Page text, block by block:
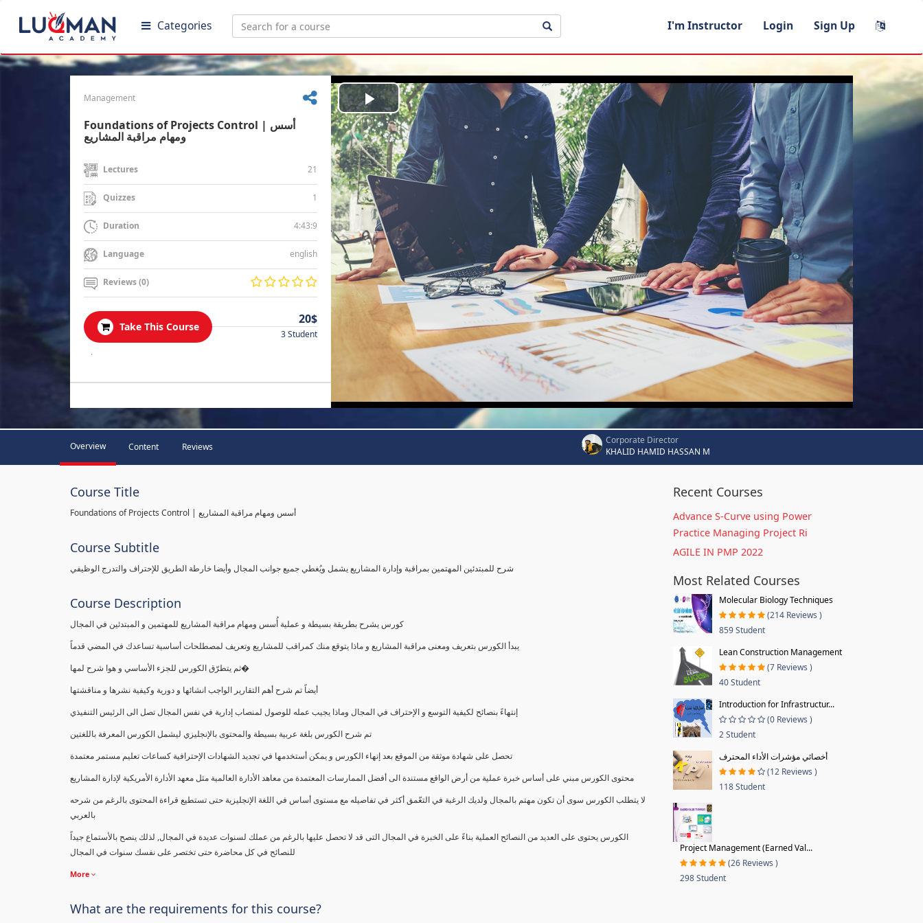
Categories I'm Instructor Login Sign Up
Management
Foundations of Projects Control | أسس
ومهام مراقبة المشاريع
Lectures 21
Quizzes 1
Duration 4:43:9
Language english
Reviews (0)
Take This Course
20$
3 Student
.
Play
Video
Overview Content Reviews
Corporate Director
KHALID HAMID HASSAN M
Course Title
Foundations of Projects Control | أسس ومهام مراقبة المشاريع
Course Subtitle
شرح للمبتدئين المهتمين بمراقبة وإدارة المشاريع يشمل ويُغطي جميع جوانب المجال وأيضا خارطة الطريق للإحتراف والتدرج الوظيفي
Course Description
كورس يشرح بطريقة بسيطة و عملية أُسس ومهام مراقبة المشاريع للمهتمين و المبتدئين في المجال
يبدأ الكورس بتعريف ومعنى مراقبة المشاريع و ماذا يتوقع منك كمراقب للمشاريع وتعريف لمصطلحات أساسية تساعدك في المضي قدماً
ثم يتطرّق الكورس للجزء الأساسي و هوا شرح لمها�
أيضاً تم شرح أهم التقارير الواجب انشائها و دورية وكيفية نشرها و مناقشتها
إنتهاءً بنصائح لكيفية التوسع و الإحتراف في المجال وماذا يجيب عمله للوصول لمنصاب إدارية في نفس المجال تصل الى الرئيس التنفيذي
تم شرح الكورس بلغة عربية بسيطة والمحتوى بالإنجليزي ليشمل الكورس المعرفة باللغتين
تحصل على شهادة موثقة من الموقع بعد إنهاء الكورس و يمكن أستخدمها في تجديد الشهادات الإحترافية كساعات تعليم مستمر معتمدة
محتوى الكورس مبني على أساس خبرة عملية من أرض الواقع مستندة الى أفضل الممارسات المعتمدة من معاهد الأدارة العالمية مثل معهد الأدارة الأمريكية لإدارة المشاريع
لا يتطلب الكورس سوى أن تكون مهتم بالمجال ولديك الرغبة في التعّمق أكثر في تفاصيله مع مستوى أساس في اللغة الإنجليزية حتى تستطيع قراءة المحتوى بالرغم من شرحه
بالعربي
الكورس يحتوى على العديد من النصائح العملية بناءً على الخبرة في المجال التى قد لا تحصل عليها بالرغم من عملك لسنوات عديدة في المجال, لذلك ينصح بالأستماع جيداً
للنصائح في كل محاضرة حتى تختصر على نفسك سنوات في المجال
More
What are the requirements for this course?
Recent Courses
Advance S-Curve using Power
Practice Managing Project Ri
AGILE IN PMP 2022
Most Related Courses
Molecular Biology Techniques
(214 Reviews )
859 Student
Lean Construction Management
(7 Reviews )
40 Student
Introduction for Infrastructur...
(0 Reviews )
2 Student
أخصائي مؤشرات الأداء المحترف
(12 Reviews )
118 Student
Project Management (Earned Val...
(26 Reviews )
298 Student